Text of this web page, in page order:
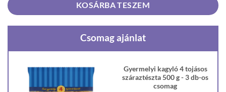
KOSÁRBA TESZEM
Csomag ajánlat
Gyermelyi kagyló 4 tojásos
száraztészta 500 g - 3 db-os
csomag